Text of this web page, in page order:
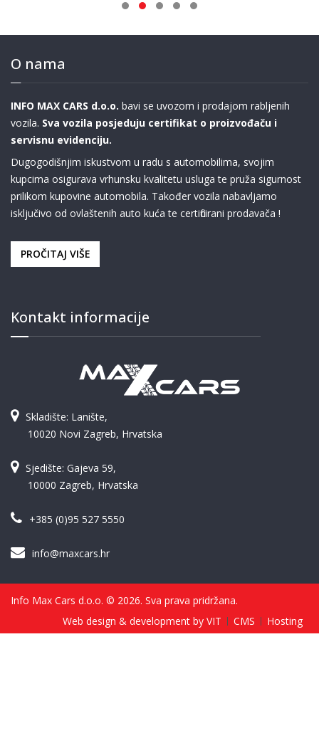
O nama
INFO MAX CARS d.o.o. bavi se uvozom i prodajom rabljenih
vozila. Sva vozila posjeduju certifikat o proizvođaču i
servisnu evidenciju.
Dugogodišnjim iskustvom u radu s automobilima, svojim
kupcima osigurava vrhunsku kvalitetu usluga te pruža sigurnost
prilikom kupovine automobila. Također vozila nabavljamo
isključivo od ovlaštenih auto kuća te certificirani prodavača !
PROČITAJ VIŠE
Kontakt informacije
Skladište: Lanište,
10020 Novi Zagreb, Hrvatska
Sjedište: Gajeva 59,
10000 Zagreb, Hrvatska
+385 (0)95 527 5550
info@maxcars.hr
Info Max Cars d.o.o. © 2026. Sva prava pridržana.
Web design & development by VIT
CMS Hosting